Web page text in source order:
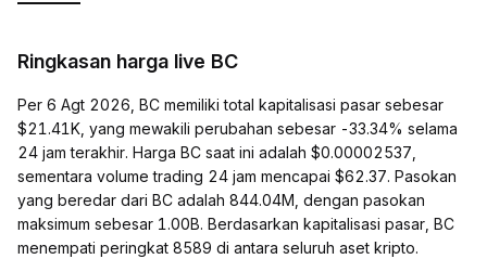
Ringkasan harga live BC
Per 6 Agt 2026, BC memiliki total kapitalisasi pasar sebesar
$21.41K, yang mewakili perubahan sebesar -33.34% selama
24 jam terakhir. Harga BC saat ini adalah $0.00002537,
sementara volume trading 24 jam mencapai $62.37. Pasokan
yang beredar dari BC adalah 844.04M, dengan pasokan
maksimum sebesar 1.00B. Berdasarkan kapitalisasi pasar, BC
menempati peringkat 8589 di antara seluruh aset kripto.